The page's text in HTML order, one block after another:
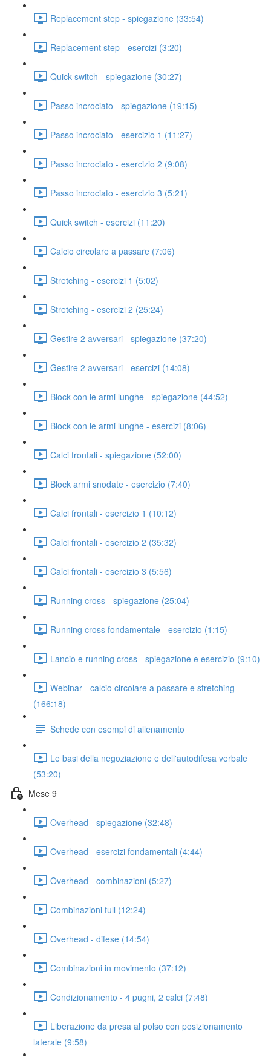
Replacement step - spiegazione (33:54)
Replacement step - esercizi (3:20)
Quick switch - spiegazione (30:27)
Passo incrociato - spiegazione (19:15)
Passo incrociato - esercizio 1 (11:27)
Passo incrociato - esercizio 2 (9:08)
Passo incrociato - esercizio 3 (5:21)
Quick switch - esercizi (11:20)
Calcio circolare a passare (7:06)
Stretching - esercizi 1 (5:02)
Stretching - esercizi 2 (25:24)
Gestire 2 avversari - spiegazione (37:20)
Gestire 2 avversari - esercizi (14:08)
Block con le armi lunghe - spiegazione (44:52)
Block con le armi lunghe - esercizi (8:06)
Calci frontali - spiegazione (52:00)
Block armi snodate - esercizio (7:40)
Calci frontali - esercizio 1 (10:12)
Calci frontali - esercizio 2 (35:32)
Calci frontali - esercizio 3 (5:56)
Running cross - spiegazione (25:04)
Running cross fondamentale - esercizio (1:15)
Lancio e running cross - spiegazione e esercizio (9:10)
Webinar - calcio circolare a passare e stretching
(166:18)
Schede con esempi di allenamento
Le basi della negoziazione e dell'autodifesa verbale
(53:20)
Mese 9
Overhead - spiegazione (32:48)
Overhead - esercizi fondamentali (4:44)
Overhead - combinazioni (5:27)
Combinazioni full (12:24)
Overhead - difese (14:54)
Combinazioni in movimento (37:12)
Condizionamento - 4 pugni, 2 calci (7:48)
Liberazione da presa al polso con posizionamento
laterale (9:58)